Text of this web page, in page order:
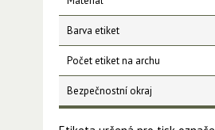
Barva etiket
Počet etiket na archu
Bezpečnostní okraj